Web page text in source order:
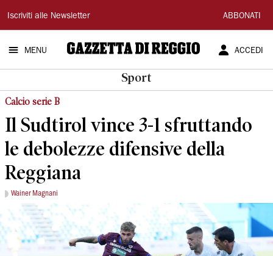
Gazzetta
di
Reggio
Iscriviti alle Newsletter ABBONATI
MENU ACCEDI
Sport
Calcio serie B
Il Sudtirol vince 3-1 sfruttando
le debolezze difensive della
Reggiana
Wainer Magnani